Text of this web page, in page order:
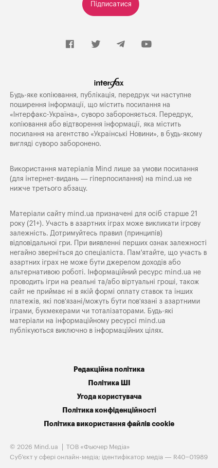
Підписатися
Будь-яке копiювання, публiкацiя, передрук чи наступне
поширення iнформацiї, що мiстить посилання на
«Iнтерфакс-Україна», суворо забороняється. Передрук,
копіювання або відтворення інформації, яка містить
посилання на агентство «Українські Новини», в будь-якому
вигляді суворо заборонено.
Використання матеріалів Mind лише за умови посилання
(для інтернет-видань — гіперпосилання) на mind.ua не
нижче третього абзацу.
Матеріали сайту mind.ua призначені для осіб старше 21
року (21+). Участь в азартних іграх може викликати ігрову
залежність. Дотримуйтесь правил (принципів)
відповідальної гри. При виявленні перших ознак залежності
негайно зверніться до спеціаліста. Пам'ятайте, що участь в
азартних іграх не може бути джерелом доходів або
альтернативою роботі. Інформаційний ресурс mind.ua не
проводить ігри на реальні та/або віртуальні гроші, також
сайт не приймає ні в якій формі оплату ставок та інших
платежів, які пов’язані/можуть бути пов’язані з азартними
іграми, букмекерами чи тоталізаторами. Будь-які
матеріали на інформаційному ресурсі mind.ua
публікуються виключно в інформаційних цілях.
Редакційна політика
Політика ШІ
Угода користувача
Політика конфіденційності
Політика використання файлів cookie
© 2026 Mind.ua
ТОВ «Фьючер Медiа»
Cуб'єкт у сфері онлайн-медіа; ідентифікатор медіа — R40−01989